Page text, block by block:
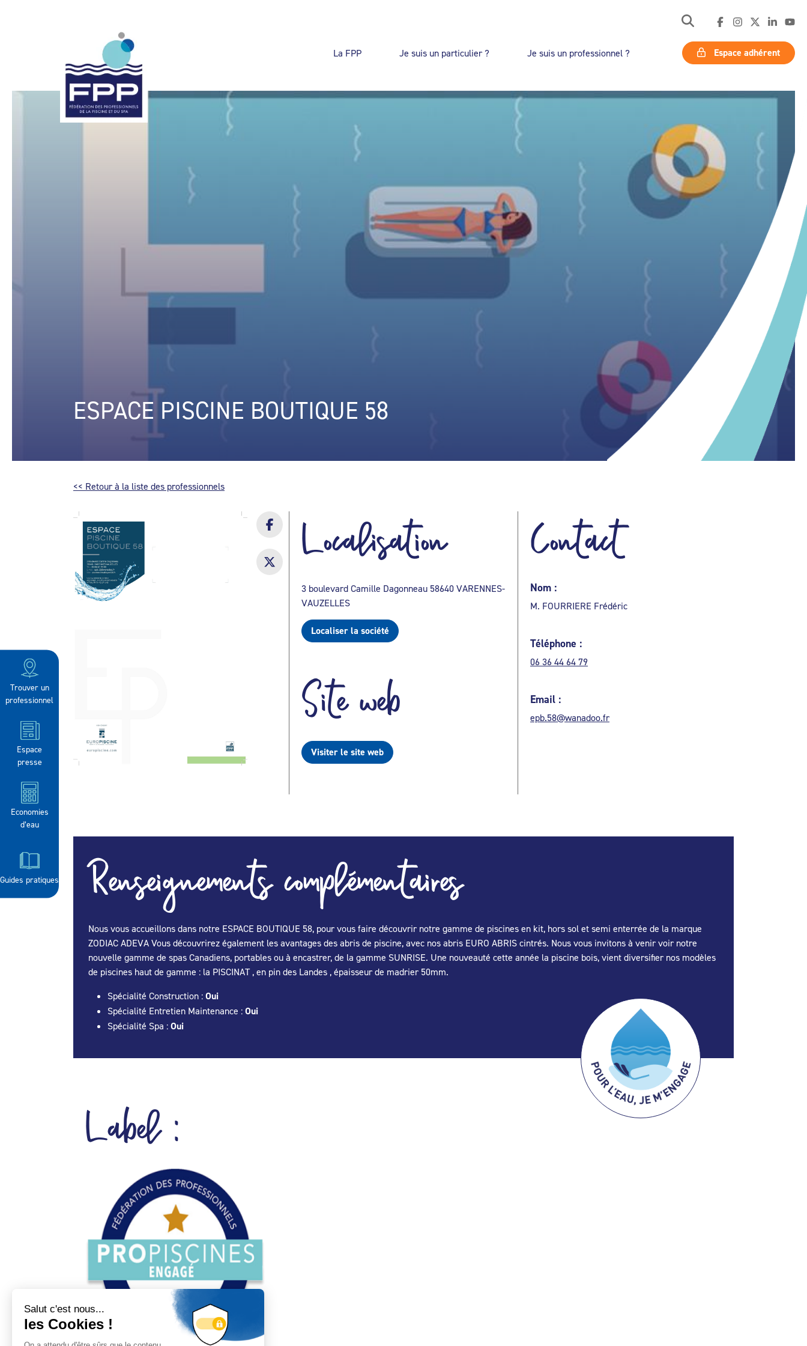
La FPP Je suis un particulier ? Je suis un professionnel ? Espace adhérent
Trouver un
professionnel
Espace
presse
Economies
d’eau
Guides pratiques
ESPACE PISCINE BOUTIQUE 58
<< Retour à la liste des professionnels
Localisation
3 boulevard Camille Dagonneau 58640 VARENNES-
VAUZELLES
Localiser la société
Site web
Visiter le site web
Contact
Nom :
M. FOURRIERE Frédéric
Téléphone :
06 36 44 64 79
Email :
epb.58@wanadoo.fr
Renseignements complémentaires
Nous vous accueillons dans notre ESPACE BOUTIQUE 58, pour vous faire découvrir notre gamme de piscines en kit, hors sol et semi enterrée de la marque
ZODIAC ADEVA Vous découvrirez également les avantages des abris de piscine, avec nos abris EURO ABRIS cintrés. Nous vous invitons à venir voir notre
nouvelle gamme de spas Canadiens, portables ou à encastrer, de la gamme SUNRISE. Une nouveauté cette année la piscine bois, vient diversifier nos modèles
de piscines haut de gamme : la PISCINAT , en pin des Landes , épaisseur de madrier 50mm.
Spécialité Construction : Oui
Spécialité Entretien Maintenance : Oui
Spécialité Spa : Oui
Label :